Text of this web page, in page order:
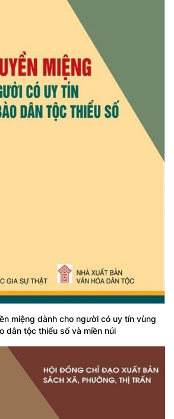
miệng dành cho người có uy tín vùng
dân tộc thiểu số và miền núi